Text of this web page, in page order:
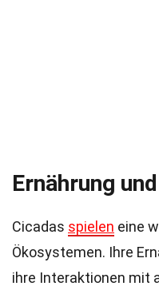
Ernährung
Cicadas spielen eine
Ökosystemen. Ihre
ihre Interaktionen mit